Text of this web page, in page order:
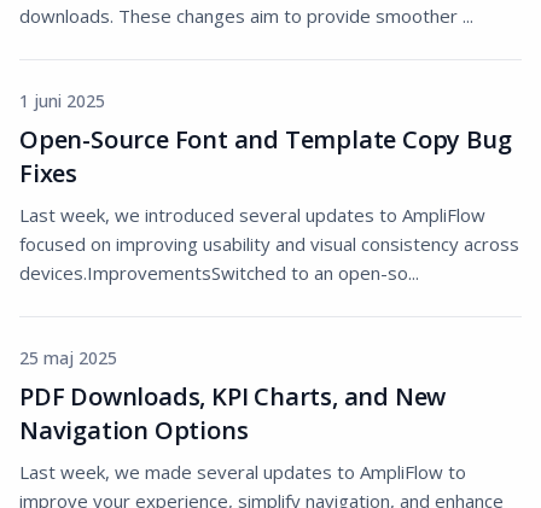
downloads. These changes aim to provide smoother ...
1 juni 2025
Open-Source Font and Template Copy Bug
Fixes
Last week, we introduced several updates to AmpliFlow
focused on improving usability and visual consistency across
devices.ImprovementsSwitched to an open-so...
25 maj 2025
PDF Downloads, KPI Charts, and New
Navigation Options
Last week, we made several updates to AmpliFlow to
improve your experience, simplify navigation, and enhance